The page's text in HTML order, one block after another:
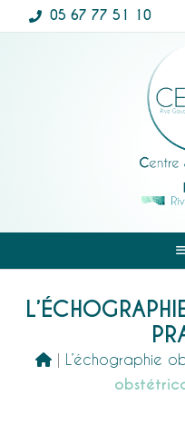
05 67 77 51 10
| L’échographie